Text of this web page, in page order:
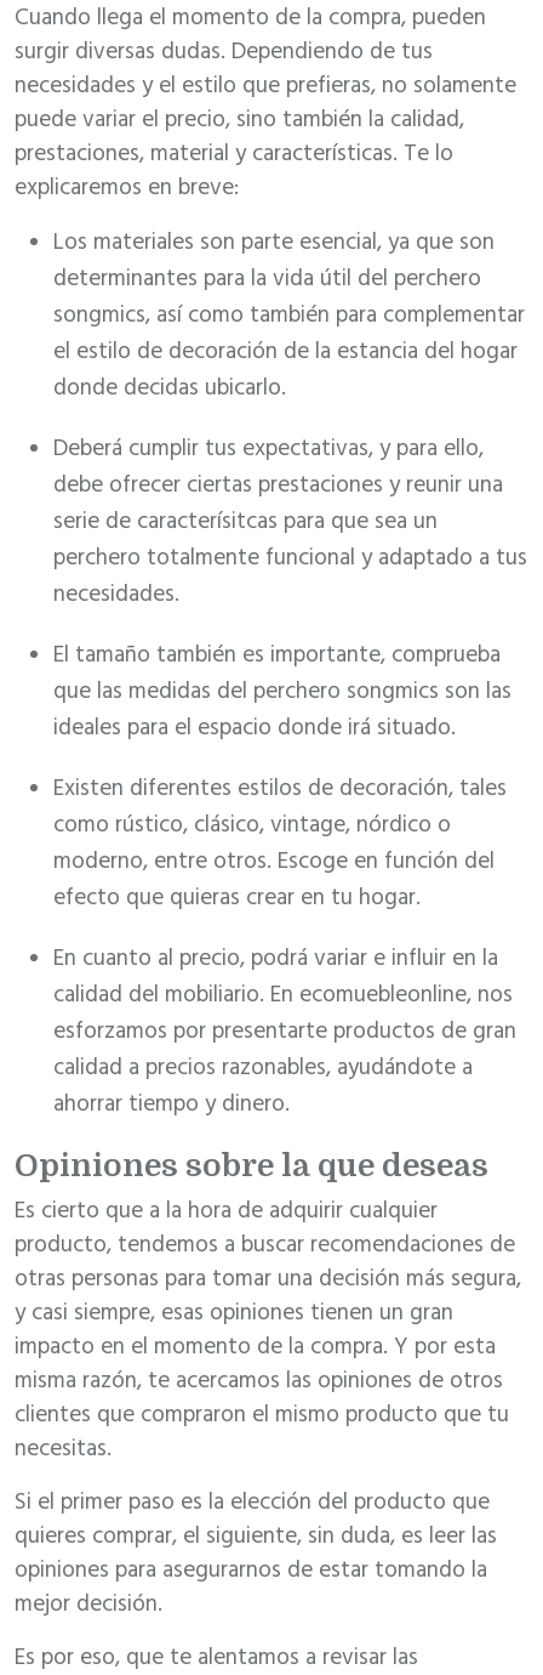
Cuando llega el momento de la compra, pueden
surgir diversas dudas. Dependiendo de tus
necesidades y el estilo que prefieras, no solamente
puede variar el precio, sino también la calidad,
prestaciones, material y características. Te lo
explicaremos en breve:
Los materiales son parte esencial, ya que son
determinantes para la vida útil del perchero
songmics, así como también para complementar
el estilo de decoración de la estancia del hogar
donde decidas ubicarlo.
Deberá cumplir tus expectativas, y para ello,
debe ofrecer ciertas prestaciones y reunir una
serie de caracterísitcas para que sea un
perchero totalmente funcional y adaptado a tus
necesidades.
El tamaño también es importante, comprueba
que las medidas del perchero songmics son las
ideales para el espacio donde irá situado.
Existen diferentes estilos de decoración, tales
como rústico, clásico, vintage, nórdico o
moderno, entre otros. Escoge en función del
efecto que quieras crear en tu hogar.
En cuanto al precio, podrá variar e influir en la
calidad del mobiliario. En ecomuebleonline, nos
esforzamos por presentarte productos de gran
calidad a precios razonables, ayudándote a
ahorrar tiempo y dinero.
Opiniones sobre la que deseas
Es cierto que a la hora de adquirir cualquier
producto, tendemos a buscar recomendaciones de
otras personas para tomar una decisión más segura,
y casi siempre, esas opiniones tienen un gran
impacto en el momento de la compra. Y por esta
misma razón, te acercamos las opiniones de otros
clientes que compraron el mismo producto que tu
necesitas.
Si el primer paso es la elección del producto que
quieres comprar, el siguiente, sin duda, es leer las
opiniones para asegurarnos de estar tomando la
mejor decisión.
Es por eso, que te alentamos a revisar las